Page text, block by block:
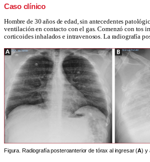
Caso clínico
Hombre de 30 años de edad, sin antecedentes
ventilación en contacto con el gas. Comenzó con tos
corticoides inhalados e intravenosos. La radiografía
Figura. Radiografía posteroanterior de tórax al ingresar (A) y